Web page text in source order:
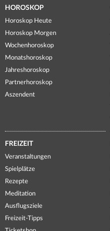
HOROSKOP
Horoskop Heute
Horoskop Morgen
Wochenhoroskop
Monatshoroskop
Jahreshoroskop
Partnerhoroskop
Aszendent
FREIZEIT
Veranstaltungen
Spielplätze
Rezepte
Meditation
Ausflugsziele
Freizeit-Tipps